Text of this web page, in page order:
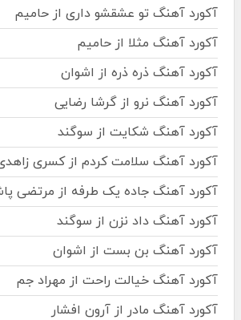
آکورد آهنگ تو عشقشو داری از حامیم
آکورد آهنگ مثلا از حامیم
آکورد آهنگ ذره ذره از اشوان
آکورد آهنگ نرو از گرشا رضایی
آکورد آهنگ شکایت از سوگند
آکورد آهنگ سلامت کردم از کسری
آکورد آهنگ جاده یک طرفه از مرتضی
آکورد آهنگ داد نزن از سوگند
آکورد آهنگ بن بست از اشوان
آکورد آهنگ خیالت راحت از مهراد جم
آکورد آهنگ مادر از آرون افشار